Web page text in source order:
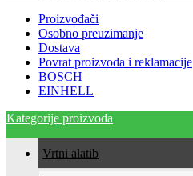
Proizvođači
Osobno preuzimanje
Dostava
Povrat proizvoda i reklamacije
BOSCH
EINHELL
Kategorije proizvoda
Vrtni alati